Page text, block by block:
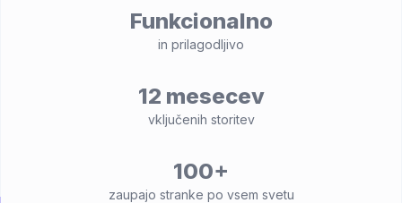
Funkcionalno
in prilagodljivo
12 mesecev
vključenih storitev
100+
zaupajo stranke po vsem svetu